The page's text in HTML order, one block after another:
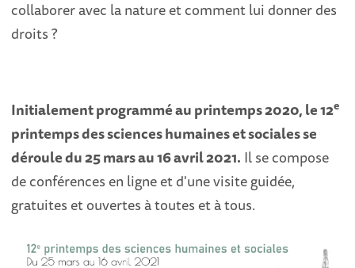
collaborer avec la nature et comment lui donner des
droits ?
Initialement programmé au printemps 2020, le 12e
printemps des sciences humaines et sociales se
déroule du 25 mars au 16 avril 2021. Il se compose
de conférences en ligne et d'une visite guidée,
gratuites et ouvertes à toutes et à tous.